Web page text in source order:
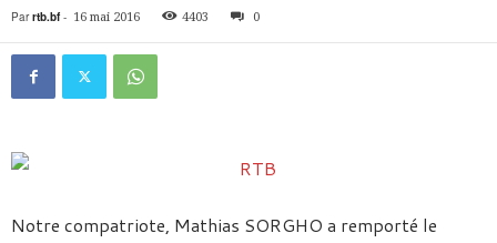
Par rtb.bf- 16 mai 2016 4403 0
Notre compatriote, Mathias SORGHO a remporté le